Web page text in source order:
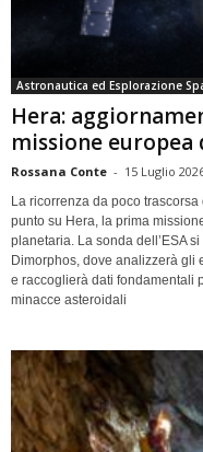
Astronautica ed Esplorazione
Hera:
missione
Rossana Conte - 15 Luglio
La ricorrenza da poco trascorsa
punto su Hera, la prima
planetaria. La sonda dell’ESA
Dimorphos, dove analizzerà gli
e raccoglierà dati fondamentali
minacce asteroidali